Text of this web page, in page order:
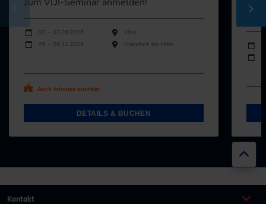
Durchführungen
Veranstaltungsdatum Veranstaltungsort
02. – 03.09.2026
Köln
25. – 26.11.2026
Frankfurt am Main
Auch Inhouse buchbar
DETAILS & BUCHEN
Kontakt